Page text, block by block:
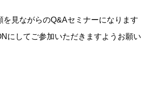
を見ながらのQ&Aセミナーになります
にしてご参加いただきますようお願い